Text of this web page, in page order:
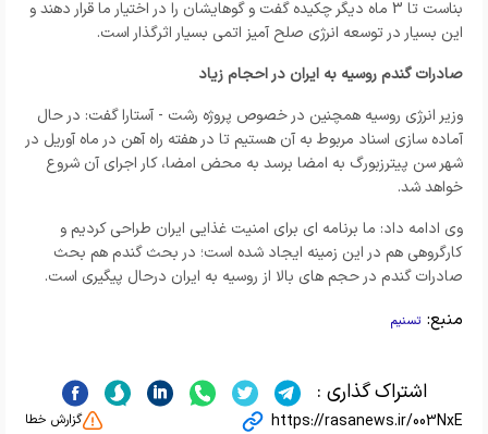
بناست تا 3 ماه دیگر چکیده گفت و گوهایشان را در اختیار ما قرار دهند و
این بسیار در توسعه انرژی صلح آمیز اتمی بسیار اثرگذار است.
صادرات گندم روسیه به ایران در احجام زیاد
وزیر انرژی روسیه همچنین در خصوص پروژه رشت - آستارا گفت: در حال
آماده سازی اسناد مربوط به آن هستیم تا در هفته راه آهن در ماه آوریل در
شهر سن پیترزبورگ به امضا برسد به محض امضا، کار اجرای آن شروع
خواهد شد.
وی ادامه داد: ما برنامه ای برای امنیت غذایی ایران طراحی کردیم و
کارگروهی هم در این زمینه ایجاد شده است؛ در بحث گندم هم بحث
صادرات گندم در حجم های بالا از روسیه به ایران درحال پیگیری است.
منبع: تسنیم
اشتراک گذاری :
https://rasanews.ir/003NxE گزارش خطا